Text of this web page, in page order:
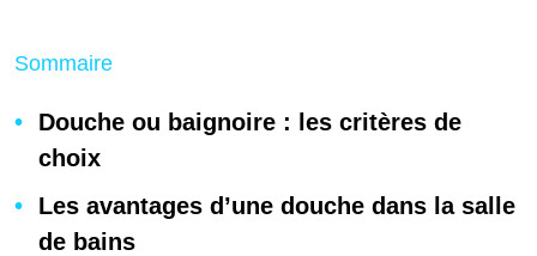
Sommaire
Douche ou baignoire : les critères de
choix
Les avantages d’une douche dans la salle
de bains